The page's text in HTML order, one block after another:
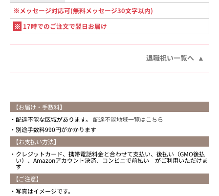
※メッセージ対応可(無料メッセージ30文字以内)
※ 17時でのご注文で翌日お届け
退職祝い一覧へ
【お届け・手数料】
配達不能な区域があります。 配達不能地域一覧はこちら
別途手数料990円がかかります
【お支払い方法】
クレジットカード、携帯電話料金と合わせて支払い、後払い（GMO後払
い）、Amazonアカウント決済、コンビニで前払い がご利用いただけま
す
【ご注意】
写真はイメージです。